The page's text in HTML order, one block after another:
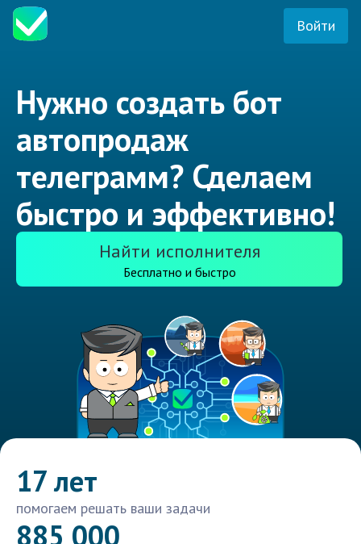
Войти
Нужно создать бот
автопродаж
телеграмм? Сделаем
быстро и эффективно!
Найти исполнителя
Бесплатно и быстро
17 лет
помогаем решать ваши задачи
885 000